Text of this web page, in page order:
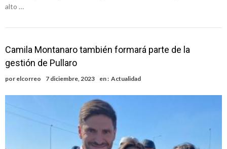
alto …
Camila Montanaro también formará parte de la
gestión de Pullaro
por elcorreo 7 diciembre, 2023 en : Actualidad